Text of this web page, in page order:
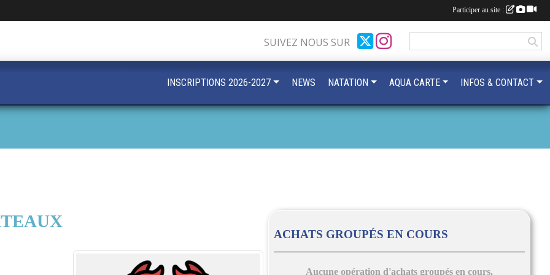
ACHATS GROUPÉS EN COURS
Aucune opération d'achats groupés en cours.
SUIVEZ NOUS SUR
INSCRIPTIONS 2026-2027 NEWS NATATION AQUA CARTE INFOS & CONTACT
Participer au site :